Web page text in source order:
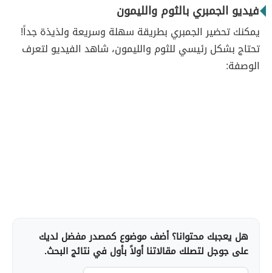
فيديو الجمبري بالثوم والليمون
يمكنك تحضير الجمبري بطريقة سهلة وسريعة ولذيذة جداً!
تحتاج بشكل رئيسي للثوم والليمون، شاهد الفيديو لتعرف
الوصفة:
هل يعجبك محتوانا؟ أضف موضوع كمصدر مفضل لديك
على جوجل لتصلك مقالاتنا أولاً بأول في نتائج البحث.